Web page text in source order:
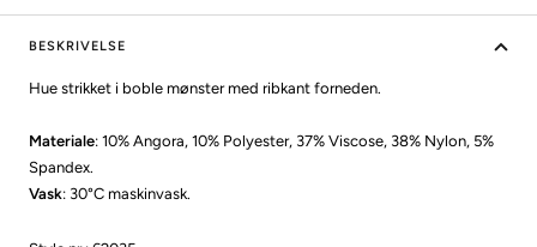
BESKRIVELSE
Hue strikket i boble mønster med ribkant forneden.
Materiale: 10% Angora, 10% Polyester, 37% Viscose, 38% Nylon, 5%
Spandex.
Vask: 30°C maskinvask.